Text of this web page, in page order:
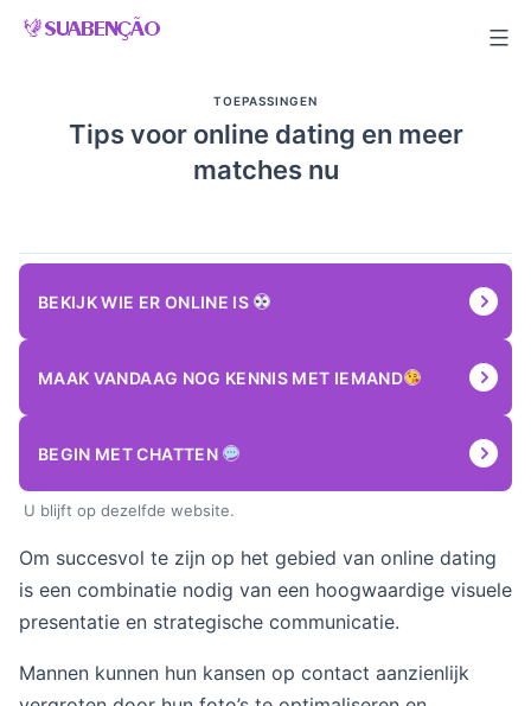
Skip
TOEPASSINGEN
Tips voor online dating en meer
matches nu
BEKIJK WIE ER ONLINE IS
MAAK VANDAAG NOG KENNIS MET IEMAND
BEGIN MET CHATTEN
U blijft op dezelfde website.
Om succesvol te zijn op het gebied van online dating
is een combinatie nodig van een hoogwaardige visuele
presentatie en strategische communicatie.
Mannen kunnen hun kansen op contact aanzienlijk